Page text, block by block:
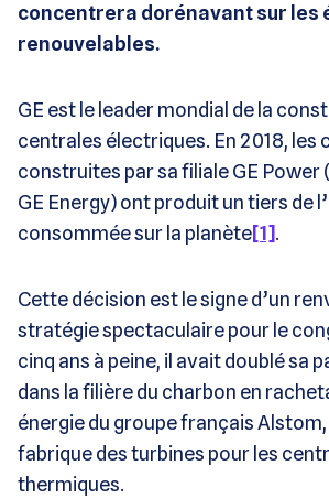
concentrera dorénavant sur les
renouvelables.
GE est le leader mondial de la
centrales électriques. En 2018, les
construites par sa filiale GE
GE Energy) ont produit un tiers de
consommée sur la planète[1].
Cette décision est le signe d’un
stratégie spectaculaire pour le
cinq ans à peine, il avait doublé sa
dans la filière du charbon en
énergie du groupe français
fabrique des turbines pour les
thermiques.